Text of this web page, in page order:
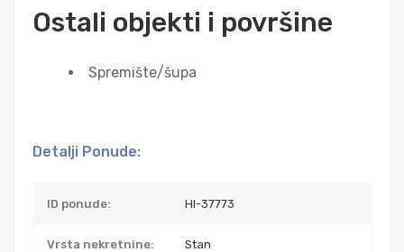
Ostali objekti i površine
Spremište/šupa
Detalji Ponude:
ID ponude: HI-37773
Vrsta nekretnine: Stan